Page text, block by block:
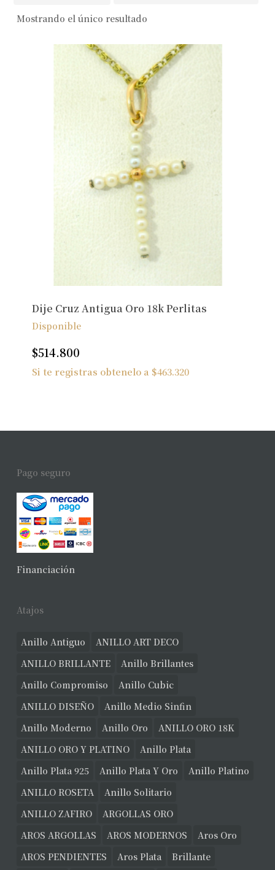
No hay productos en el carrito.
Mostrando el único resultado
Dije Cruz Antigua Oro 18k Perlitas
Disponible
$514.800
Si te registras obtenelo a $463.320
Pago seguro
Financiación
Atajos
Anillo Antiguo
ANILLO ART DECO
ANILLO BRILLANTE
Anillo Brillantes
Anillo Compromiso
Anillo Cubic
ANILLO DISEÑO
Anillo Medio Sinfin
Anillo Moderno
Anillo Oro
ANILLO ORO 18K
ANILLO ORO Y PLATINO
Anillo Plata
Anillo Plata 925
Anillo Plata Y Oro
Anillo Platino
ANILLO ROSETA
Anillo Solitario
ANILLO ZAFIRO
ARGOLLAS ORO
AROS ARGOLLAS
AROS MODERNOS
Aros Oro
AROS PENDIENTES
Aros Plata
Brillante